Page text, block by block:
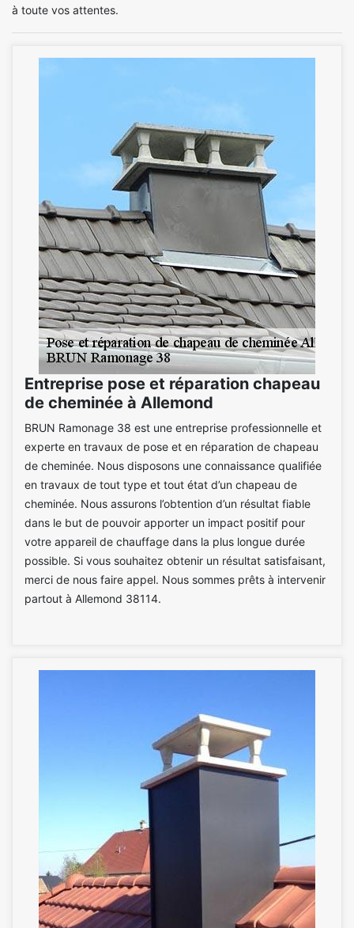
à toute vos attentes.
Entreprise pose et réparation chapeau
de cheminée à Allemond
BRUN Ramonage 38 est une entreprise professionnelle et
experte en travaux de pose et en réparation de chapeau
de cheminée. Nous disposons une connaissance qualifiée
en travaux de tout type et tout état d’un chapeau de
cheminée. Nous assurons l’obtention d’un résultat fiable
dans le but de pouvoir apporter un impact positif pour
votre appareil de chauffage dans la plus longue durée
possible. Si vous souhaitez obtenir un résultat satisfaisant,
merci de nous faire appel. Nous sommes prêts à intervenir
partout à Allemond 38114.